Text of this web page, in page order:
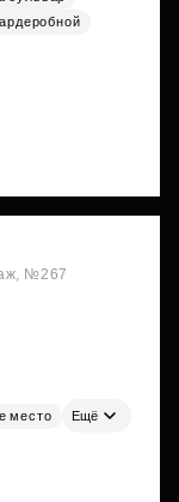
№267
место Ещё